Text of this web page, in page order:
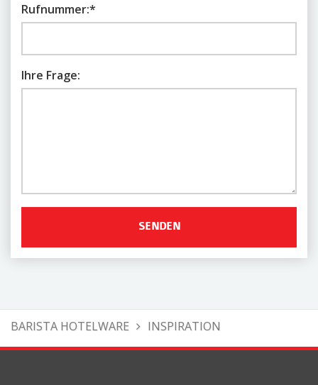
Rufnummer:*
Ihre Frage:
BARISTA HOTELWARE INSPIRATION